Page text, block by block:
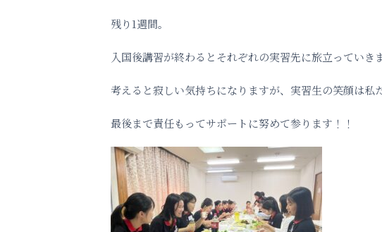
残り1週間。
入国後講習が終わるとそれぞれの実習先に旅立っていきま
考えると寂しい気持ちになりますが、実習生の笑顔は私
最後まで責任もってサポートに努めて参ります！！